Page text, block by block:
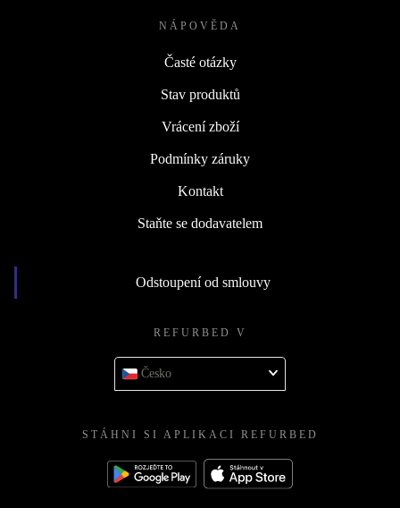
NÁPOVĚDA
Časté otázky
Stav produktů
Vrácení zboží
Podmínky záruky
Kontakt
Staňte se dodavatelem
Odstoupení od smlouvy
REFURBED V
Česko
STÁHNI SI APLIKACI REFURBED